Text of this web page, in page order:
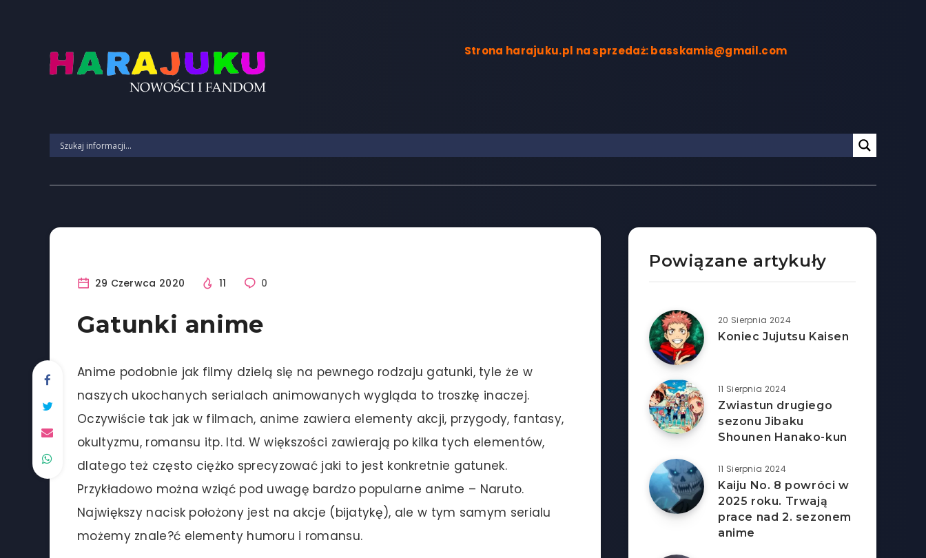
Strona harajuku.pl na sprzedaż: basskamis@gmail.com
29 Czerwca 2020 11 0
Gatunki anime
Anime podobnie jak filmy dzielą się na pewnego rodzaju gatunki, tyle że w
naszych ukochanych serialach animowanych wygląda to troszkę inaczej.
Oczywiście tak jak w filmach, anime zawiera elementy akcji, przygody, fantasy,
okultyzmu, romansu itp. Itd. W większości zawierają po kilka tych elementów,
dlatego też często ciężko sprecyzować jaki to jest konkretnie gatunek.
Przykładowo można wziąć pod uwagę bardzo popularne anime – Naruto.
Największy nacisk położony jest na akcje (bijatykę), ale w tym samym serialu
możemy znale?ć elementy humoru i romansu.
Powiązane artykuły
20 Sierpnia 2024
Koniec Jujutsu Kaisen
11 Sierpnia 2024
Zwiastun drugiego
sezonu Jibaku
Shounen Hanako-kun
11 Sierpnia 2024
Kaiju No. 8 powróci w
2025 roku. Trwają
prace nad 2. sezonem
anime